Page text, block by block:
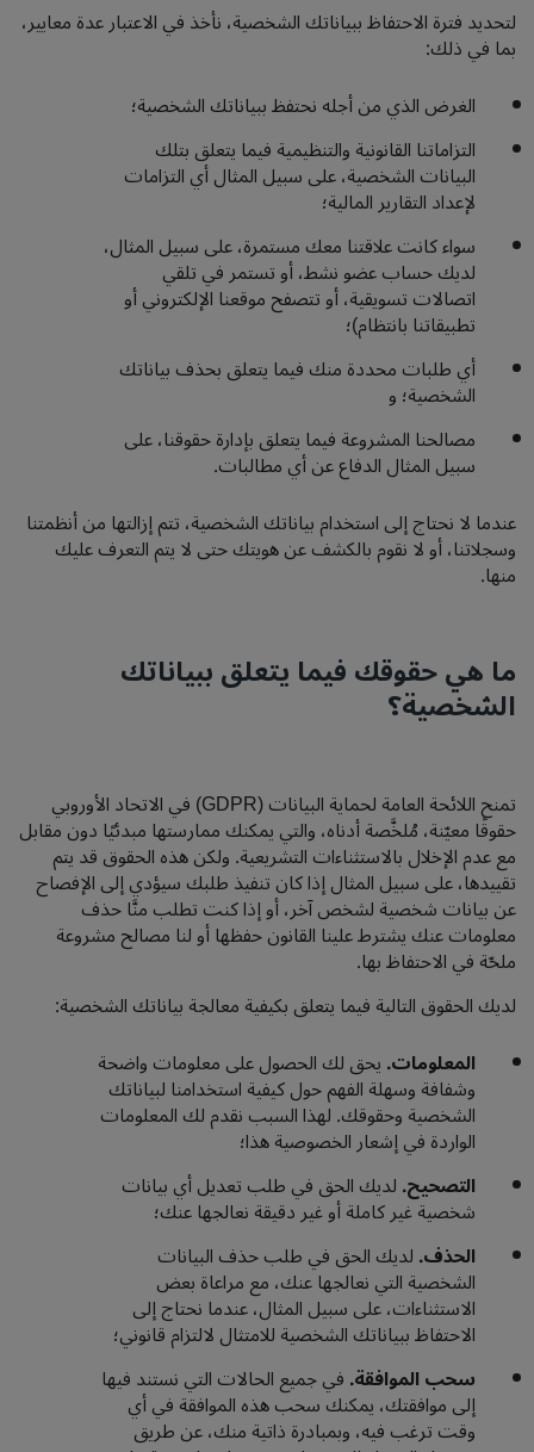
لتحديد فترة الاحتفاظ ببياناتك الشخصية، نأخذ في الاعتبار عدة معايير،
بما في ذلك:
الغرض الذي من أجله نحتفظ ببياناتك الشخصية؛
التزاماتنا القانونية والتنظيمية فيما يتعلق بتلك
البيانات الشخصية، على سبيل المثال أي التزامات
لإعداد التقارير المالية؛
سواء كانت علاقتنا معك مستمرة، على سبيل المثال،
لديك حساب عضو نشط، أو تستمر في تلقي
اتصالات تسويقية، أو تتصفح موقعنا الإلكتروني أو
تطبيقاتنا بانتظام)؛
أي طلبات محددة منك فيما يتعلق بحذف بياناتك
الشخصية؛ و
مصالحنا المشروعة فيما يتعلق بإدارة حقوقنا، على
سبيل المثال الدفاع عن أي مطالبات.
عندما لا نحتاج إلى استخدام بياناتك الشخصية، تتم إزالتها من أنظمتنا
وسجلاتنا، أو لا نقوم بالكشف عن هويتك حتى لا يتم التعرف عليك
منها.
ما هي حقوقك فيما يتعلق ببياناتك
الشخصية؟
تمنح اللائحة العامة لحماية البيانات (GDPR) في الاتحاد الأوروبي
حقوقًا معيّنة، مُلخَّصة أدناه، والتي يمكنك ممارستها مبدئيًا دون مقابل
مع عدم الإخلال بالاستثناءات التشريعية. ولكن هذه الحقوق قد يتم
تقييدها، على سبيل المثال إذا كان تنفيذ طلبك سيؤدي إلى الإفصاح
عن بيانات شخصية لشخص آخر، أو إذا كنت تطلب منَّا حذف
معلومات عنك يشترط علينا القانون حفظها أو لنا مصالح مشروعة
ملحّة في الاحتفاظ بها.
لديك الحقوق التالية فيما يتعلق بكيفية معالجة بياناتك الشخصية:
المعلومات.يحق لك الحصول على معلومات واضحة
وشفافة وسهلة الفهم حول كيفية استخدامنا لبياناتك
الشخصية وحقوقك. لهذا السبب نقدم لك المعلومات
الواردة في إشعار الخصوصية هذا؛
التصحيح.لديك الحق في طلب تعديل أي بيانات
شخصية غير كاملة أو غير دقيقة نعالجها عنك؛
الحذف.لديك الحق في طلب حذف البيانات
الشخصية التي نعالجها عنك، مع مراعاة بعض
الاستثناءات، على سبيل المثال، عندما نحتاج إلى
الاحتفاظ ببياناتك الشخصية للامتثال لالتزام قانوني؛
سحب الموافقة.في جميع الحالات التي نستند فيها
إلى موافقتك، يمكنك سحب هذه الموافقة في أي
وقت ترغب فيه، وبمبادرة ذاتية منك، عن طريق